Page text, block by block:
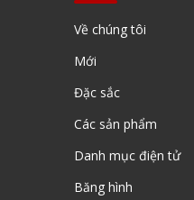
Về chúng tôi
Mới
Đặc sắc
Các sản phẩm
Danh mục điện tử
Băng hình